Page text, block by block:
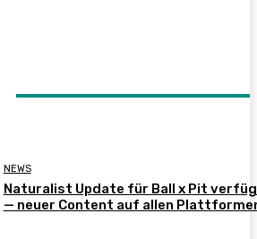
NEWS
Naturalist Update für Ball x Pit
— neuer Content auf allen